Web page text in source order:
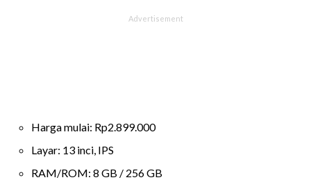
Harga mulai: Rp2.899.000
Layar: 13 inci, IPS
RAM/ROM: 8 GB / 256 GB